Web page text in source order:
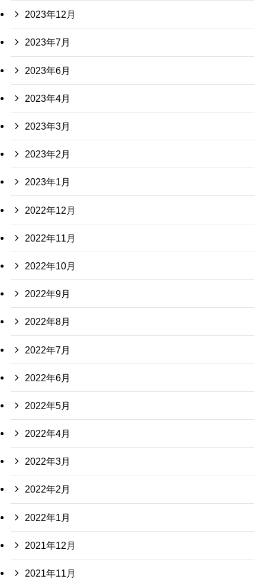
2023年12月
2023年7月
2023年6月
2023年4月
2023年3月
2023年2月
2023年1月
2022年12月
2022年11月
2022年10月
2022年9月
2022年8月
2022年7月
2022年6月
2022年5月
2022年4月
2022年3月
2022年2月
2022年1月
2021年12月
2021年11月